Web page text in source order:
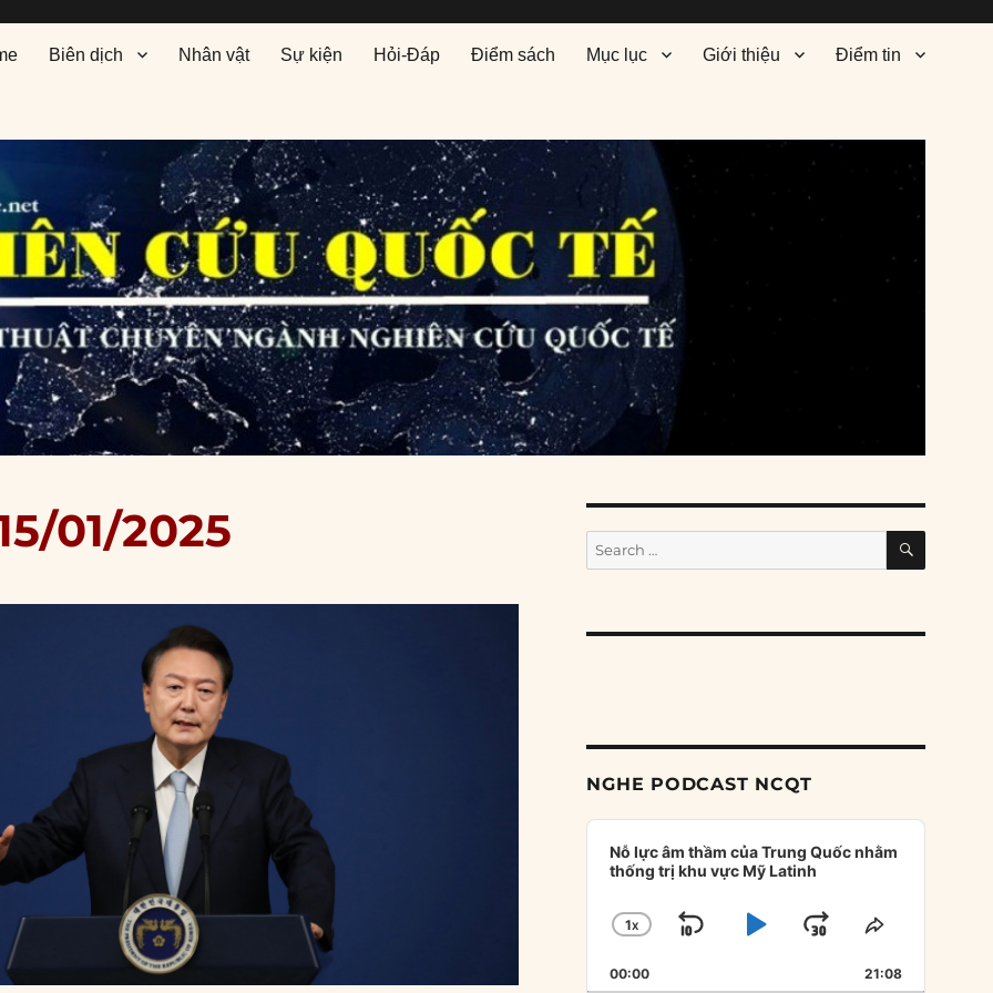
Biên dịch Nhân vật Sự kiện Hỏi-Đáp Điểm sách Mục lục Giới thiệu Điểm tin
01/2025
Search
for:
SEARCH
NGHE PODCAST NCQT
Audio
Player
Nỗ lực âm thầm của Trung Quốc nhằm
thống trị khu vực Mỹ Latinh
CHANGE
RATE
1X
SKIP
BACKWARD
PLAYJUMP
FORWARD
SHARE
EPISODE
00:00 21:08